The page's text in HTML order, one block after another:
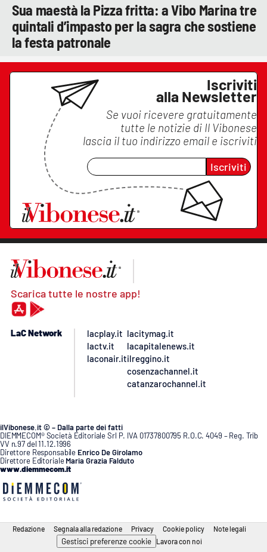
Sua maestà la Pizza fritta: a Vibo Marina tre
quintali d’impasto per la sagra che sostiene
la festa patronale
Iscriviti
alla Newsletter
Se vuoi ricevere gratuitamente
tutte le notizie di Il Vibonese
lascia il tuo indirizzo email e iscriviti
Iscriviti
Scarica tutte le nostre app!
LaC Network
lacplay.it
lactv.it
laconair.it
lacitymag.it
lacapitalenews.it
ilreggino.it
cosenzachannel.it
catanzarochannel.it
ilVibonese.it © – Dalla parte dei fatti
DIEMMECOM® Società Editoriale Srl P. IVA 01737800795 R.O.C. 4049 – Reg. Trib
VV n.97 del 11.12.1996
Direttore Responsabile Enrico De Girolamo
Direttore Editoriale Maria Grazia Falduto
www.diemmecom.it
Redazione Segnala alla redazione Privacy Cookie policy Note legali
Gestisci preferenze cookie Lavora con noi